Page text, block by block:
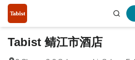
Tabist 鲭江市酒店